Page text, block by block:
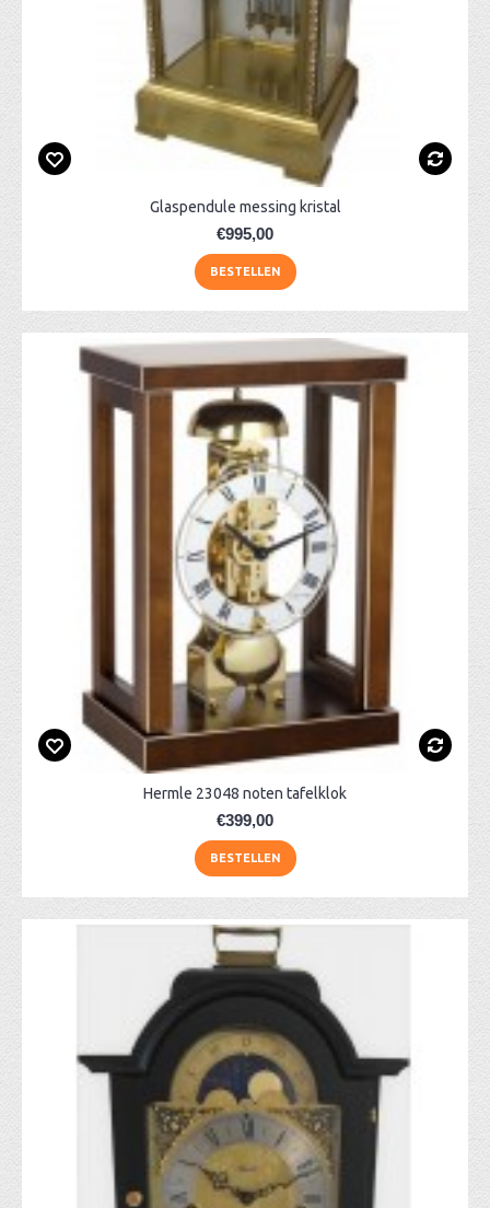
Glaspendule messing kristal
€995,00
BESTELLEN
Hermle 23048 noten tafelklok
€399,00
BESTELLEN